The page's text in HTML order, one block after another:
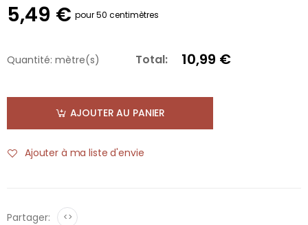
5,49 € pour 50 centimètres
Quantité: mètre(s) Total: 10,99 €
AJOUTER AU PANIER
Ajouter à ma liste d'envie
Partager: <>